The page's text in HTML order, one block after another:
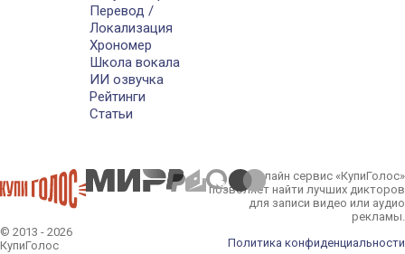
Перевод /
Локализация
Хрономер
Школа вокала
ИИ озвучка
Рейтинги
Статьи
© 2013 - 2026
КупиГолос
Онлайн сервис «КупиГолос»
позволяет найти лучших дикторов
для записи видео или аудио
рекламы.
Политика конфиденциальности